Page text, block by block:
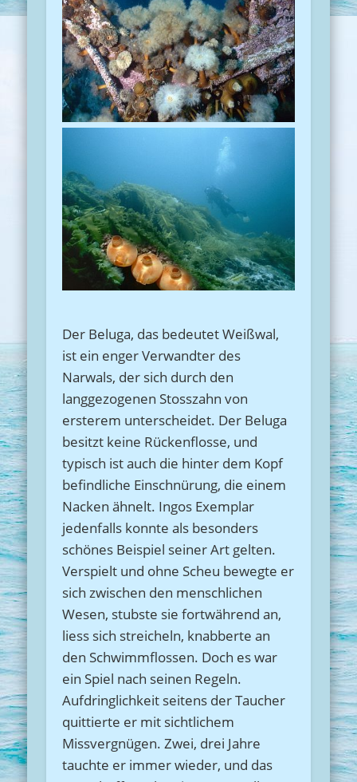
Der Beluga, das bedeutet Weißwal,
ist ein enger Verwandter des
Narwals, der sich durch den
langgezogenen Stosszahn von
ersterem unterscheidet. Der Beluga
besitzt keine Rückenflosse, und
typisch ist auch die hinter dem Kopf
befindliche Einschnürung, die einem
Nacken ähnelt. Ingos Exemplar
jedenfalls konnte als besonders
schönes Beispiel seiner Art gelten.
Verspielt und ohne Scheu bewegte er
sich zwischen den menschlichen
Wesen, stubste sie fortwährend an,
liess sich streicheln, knabberte an
den Schwimmflossen. Doch es war
ein Spiel nach seinen Regeln.
Aufdringlichkeit seitens der Taucher
quittierte er mit sichtlichem
Missvergnügen. Zwei, drei Jahre
tauchte er immer wieder, und das